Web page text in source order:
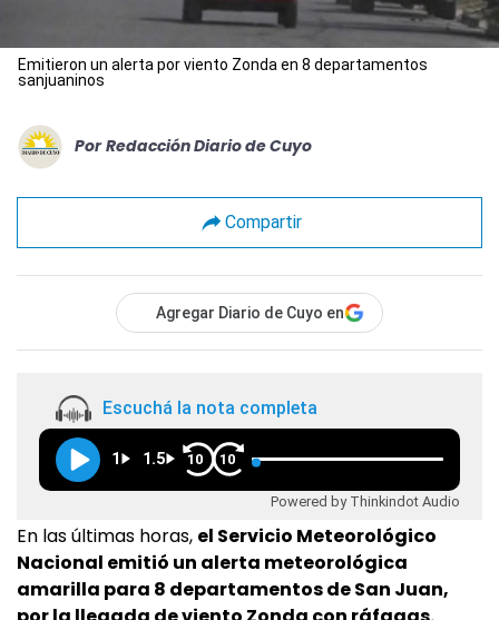
Emitieron un alerta por viento Zonda en 8 departamentos
sanjuaninos
Por Redacción Diario de Cuyo
Compartir
Agregar Diario de Cuyo en
Escuchá la nota completa
1 1.5 10 10
Powered by Thinkindot Audio
En las últimas horas, el Servicio Meteorológico
Nacional emitió un alerta meteorológica
amarilla para 8 departamentos de San Juan,